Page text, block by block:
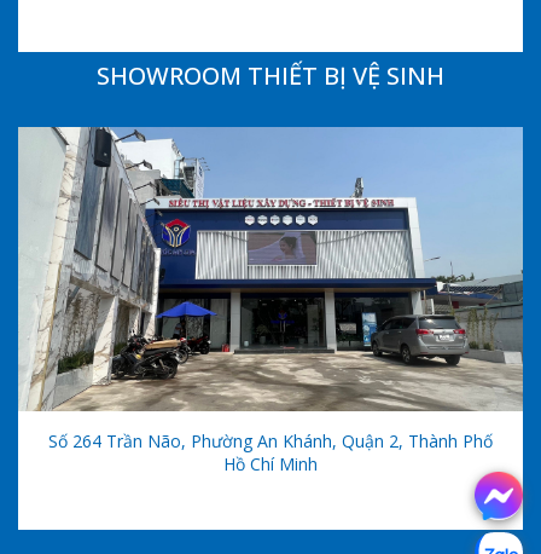
SHOWROOM THIẾT BỊ VỆ SINH
Số 264 Trần Não, Phường An Khánh, Quận 2, Thành Phố
Hồ Chí Minh